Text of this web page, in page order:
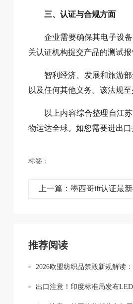
三、认证与合规方面
企业需要确保其电子设
关认证机构提交产品的测试
智利经济、发展和旅游
以及任何其他义务。该法规
以上内容综合整理自江
物运达全球。如您需要进出口
标签：
推荐阅读
2026欧盟纺织品禁毁新规解读
出口注意！印度标准局发布